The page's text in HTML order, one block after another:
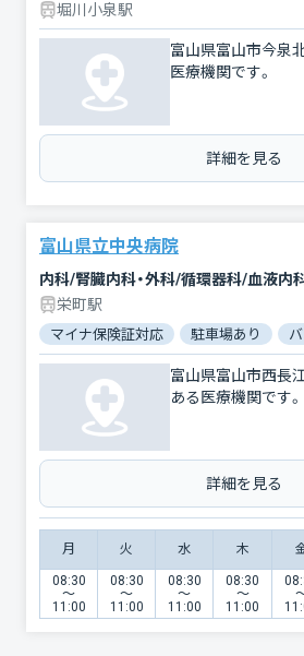
堀川小泉駅
富山県富山市今泉
医療機関です。
詳細を見る
富山県立中央病院
栄町駅
マイナ保険証対応 駐車場あり
富山県富山市西長
ある医療機関です。
詳細を見る
月 火 水 木
08:30
〜
11:00
08:30
〜
11:00
08:30
〜
11:00
08:30
〜
11:00